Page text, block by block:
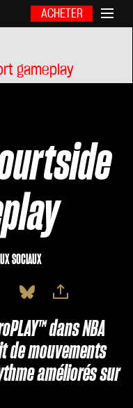
ACHETER
gameplay
SOCIAUX
dans NBA
de mouvements
améliorés sur